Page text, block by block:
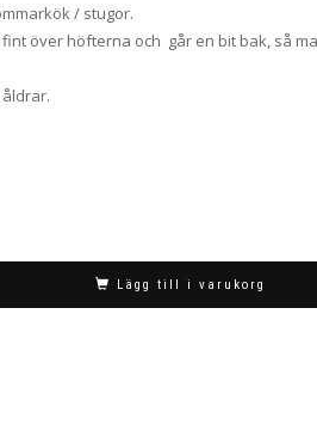
/ stugor.
över höfterna och går en bit bak, så
Lägg till i varukorg